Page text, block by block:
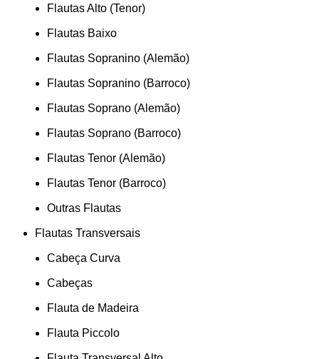
Flautas Alto (Tenor)
Flautas Baixo
Flautas Sopranino (Alemão)
Flautas Sopranino (Barroco)
Flautas Soprano (Alemão)
Flautas Soprano (Barroco)
Flautas Tenor (Alemão)
Flautas Tenor (Barroco)
Outras Flautas
Flautas Transversais
Cabeça Curva
Cabeças
Flauta de Madeira
Flauta Piccolo